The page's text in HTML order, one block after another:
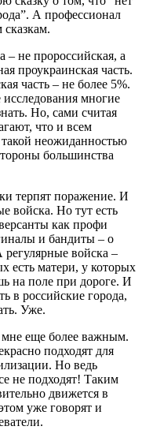
А профессионал
– не пророссийская, а
проукраинская часть.
часть – не более 5%.
многие
Но, сами считая
что и всем
неожиданностью
большинства
терпят поражение. И
войска. Но тут есть
как профи
и бандиты – о
войска –
есть матери, у которых
на поле при дороге. И
в российские города,
Уже.
мне еще более важным.
подходят для
Но ведь
не подходят! Таким
движется в
уже говорят и